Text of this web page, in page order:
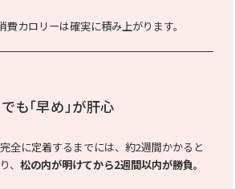
費カロリーは確実に積み上がります。
でも「早め」が肝心
全に定着するまでには、約2週間かかると
、 松の内が明けてから2週間以内が勝負。